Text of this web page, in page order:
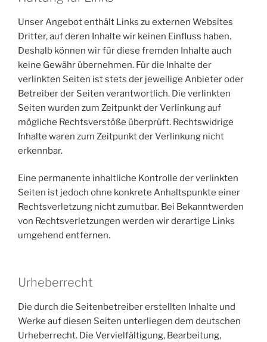
Unser Angebot enthält Links zu externen Websites
Dritter, auf deren Inhalte wir keinen Einfluss haben.
Deshalb können wir für diese fremden Inhalte auch
keine Gewähr übernehmen. Für die Inhalte der
verlinkten Seiten ist stets der jeweilige Anbieter oder
Betreiber der Seiten verantwortlich. Die verlinkten
Seiten wurden zum Zeitpunkt der Verlinkung auf
mögliche Rechtsverstöße überprüft. Rechtswidrige
Inhalte waren zum Zeitpunkt der Verlinkung nicht
erkennbar.
Eine permanente inhaltliche Kontrolle der verlinkten
Seiten ist jedoch ohne konkrete Anhaltspunkte einer
Rechtsverletzung nicht zumutbar. Bei Bekanntwerden
von Rechtsverletzungen werden wir derartige Links
umgehend entfernen.
Urheberrecht
Die durch die Seitenbetreiber erstellten Inhalte und
Werke auf diesen Seiten unterliegen dem deutschen
Urheberrecht. Die Vervielfältigung, Bearbeitung,